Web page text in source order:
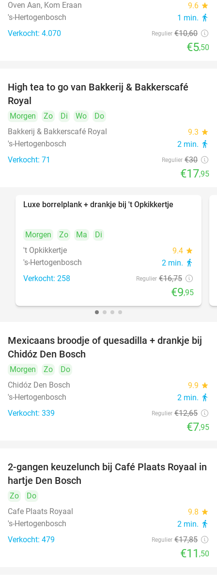
Oven Aan, Kom Eraan
9.6 star
's-Hertogenbosch 1 min. directions_walk
Verkocht: 4.070 Regulier €10,60
€5,50
40%
High tea to go van Bakkerij & Bakkerscafé
Royal
Morgen Zo Di Wo
Do
Bakkerij & Bakkerscafé Royal
9.3 star
's-Hertogenbosch 2 min. directions_walk
Verkocht: 71 Regulier €30
€17,95
Luxe borrelplank + drankje bij 't Opkikkertje
Morgen Zo Ma
Di
't Opkikkertje
9.4 star
's-Hertogenbosch 2 min. directions_walk
Verkocht: 258 Regulier €16,75
€9,95
37%
Mexicaans broodje of quesadilla + drankje bij
Chidóz Den Bosch
Morgen Zo
Do
Chidóz Den Bosch
9.9 star
's-Hertogenbosch 2 min. directions_walk
Verkocht: 339 Regulier €12,65
€7,95
36%
2-gangen keuzelunch bij Café Plaats Royaal in
hartje Den Bosch
Zo
Do
Cafe Plaats Royaal
9.8 star
's-Hertogenbosch 2 min. directions_walk
Verkocht: 479 Regulier €17,85
€11 ,50